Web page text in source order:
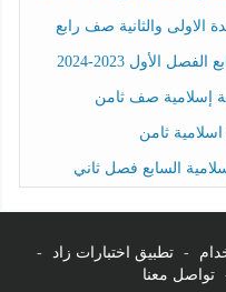
الاولى والثانية صف رابع
الأول 2023-2024
إسلامية صف ثامن
ثامن
السابع فصل ثاني
- تطبيق اختبارات زاد
-
تواصل معنا